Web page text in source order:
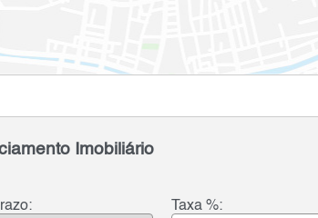
Imobiliário
Taxa %: